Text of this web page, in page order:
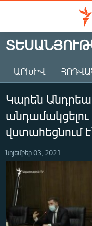
Մատչելիության
Անցնել
հիմնական
Անցնել
հիմնական
մենյուին
Որոնում
ԱԶԱՏՈՒԹՅՈՒՆ TV
ՀԱՅԱՍՏԱՆ
ԸՆՏՐՈՒԹՅՈՒՆՆԵՐ
ԻՐԱՎՈՒՆՔ
ՏՆՏԵՍՈՒԹՅՈՒՆ
ՂԱՐԱԲԱՂ
ՊԱՏԵՐԱԶՄԻ 6
ՏԱՐԱԾԱՇՐՋԱՆ
ԱՐԽԻՎ
Կարեն
անդամակցելու
վստահեցնում
նոյեմբեր 03, 2021
No media